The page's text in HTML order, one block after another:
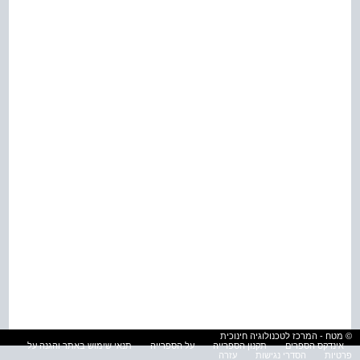
© מטח - המרכז לטכנולוגיה חינוכית
אינדקס הספרים
תקנון הספרייה על הספרייה
תנאי שימוש באתר והגנה על
פרטיות
הסדרי נגישות עזרה